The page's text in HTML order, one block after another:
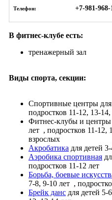
Телефон: +7-981-968-
В фитнес-клубе есть:
тренажерный зал
Виды спорта, секции:
Спортивные центры
подростков 11-12, 13-
Фитнес-клубы и центры
лет , подростков 11-12,
взрослых
Акробатика для детей
Аэробика спортивная
подростков 11-12 лет
Борьба, боевые
7-8, 9-10 лет ,
Брейк данс для детей 5-